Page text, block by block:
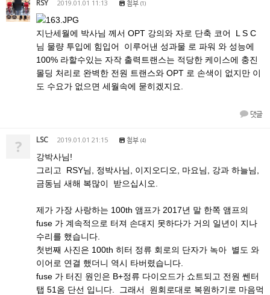
RSY 2019.01.01 11:13 첨부 (1)
지난세월에 박사님 께서 OPT 강의와 자로 단축 코어 L S C
님 물량 투입에 힘입어 이루어낸 성과물 로 파워 와 성능에
100% 라할수있는 자작 출력트랜스는 적당한 케이스에 충진
몰딩 처리로 완벽한 전원 트랜스와 OPT 로 손색이 없지만 이
도 수요가 없으면 세월속에 묻히겠지요.
댓글
? LSC 2019.01.01 21:15 첨부 (4)
강박사님!
그리고 RSY님, 정박사님, 이지오디오, 마요님, 강과 하늘님,
금동님 새해 복많이 받으십시오.
제가 가장 사랑하는 100th 앰프가 2017년 말 한쪽 앰프의
fuse 가 계속적으로 터져 손대지 못하다가 거의 일년이 지나
수리를 했습니다.
첫번째 사진은 100th 히터 정류 회로의 단자가 녹아 별도 와
이어로 연결 했더니 역시 타버렸습니다.
fuse 가 터진 원인은 B+정류 다이오드가 쇼트되고 전원 쎈터
탭 51옴 단선 입니다. 그래서 원회로대로 복원하기로 마음먹